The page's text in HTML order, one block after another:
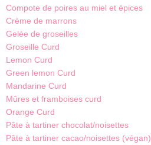
Compote de poires au miel et épices
Crème de marrons
Gelée de groseilles
Groseille Curd
Lemon Curd
Green lemon Curd
Mandarine Curd
Mûres et framboises curd
Orange Curd
Pâte à tartiner chocolat/noisettes
Pâte à tartiner cacao/noisettes (végan)